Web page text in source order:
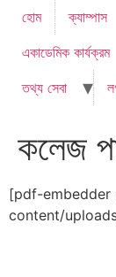
হোম ক্যাম্পাস
একাডেমিক কার্যক্রম
তথ্য সেবা
কলেজ
[pdf-embedder
content/uploads/